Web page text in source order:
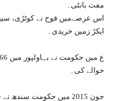
مفت بانٹی۔
ایکڑ زمین خریدی۔
حوالے کی۔